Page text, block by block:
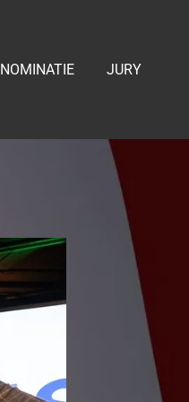
NOMINATIE JURY